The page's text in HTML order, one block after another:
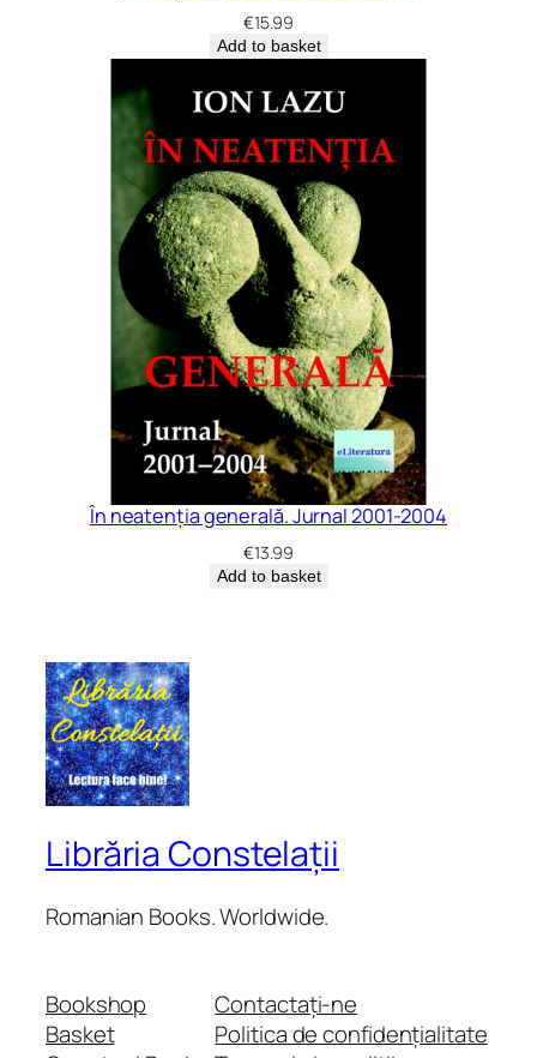
€15.99
Add to basket
În neatenția generală. Jurnal 2001-2004
€13.99
Add to basket
Librăria Constelații
Romanian Books. Worldwide.
Bookshop
Basket
Contactați-ne
Politica de confidențialitate